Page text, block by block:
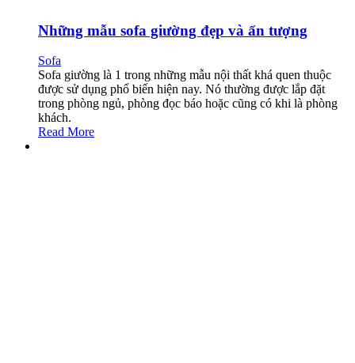
Những mẫu sofa giường đẹp và ấn tượng
Sofa
Sofa giường là 1 trong những mẫu nội thất khá quen thuộc
được sử dụng phổ biến hiện nay. Nó thường được lắp đặt
trong phòng ngủ, phòng đọc báo hoặc cũng có khi là phòng
khách.
Read More